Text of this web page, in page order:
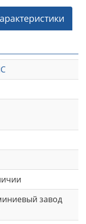
завод